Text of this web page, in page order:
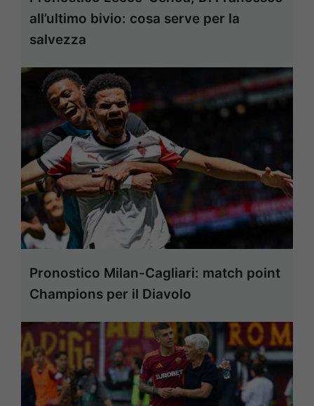
all’ultimo bivio: cosa serve per la
salvezza
Pronostico Milan-Cagliari: match point
Champions per il Diavolo